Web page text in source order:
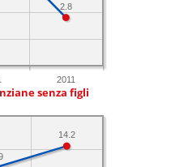
2011
2.8
senza figli
14.2